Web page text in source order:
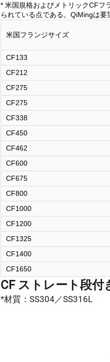
* 米国規格およびメトリックCFフ
られている点である。QiMingは要
米国フランジサイズ
CF133
CF212
CF275
CF275
CF338
CF450
CF462
CF600
CF675
CF800
CF1000
CF1200
CF1325
CF1400
CF1650
CF ストレート段付
*材質：SS304／SS316L